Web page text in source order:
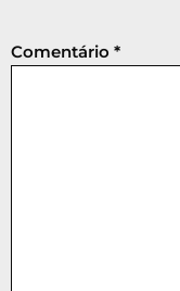
Comentário *